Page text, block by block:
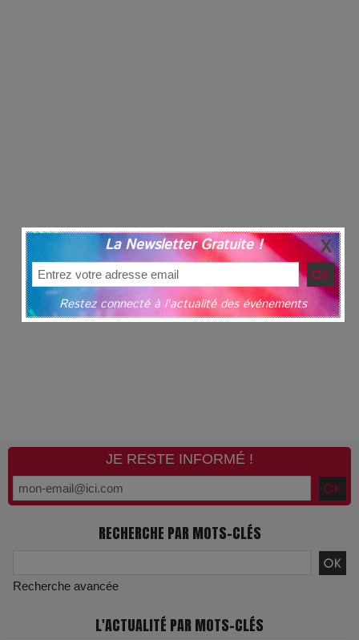
JE RESTE INFORMÉ !
RECHERCHE PAR MOTS-CLÉS
Recherche avancée
L'ACTUALITÉ PAR MOTS-CLÉS
La Newsletter Gratuite !
Restez connecté à l'actualité des événements